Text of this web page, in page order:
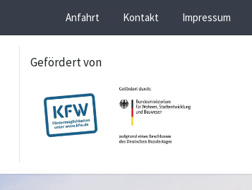
Anfahrt Kontakt Impressum
Gefördert von